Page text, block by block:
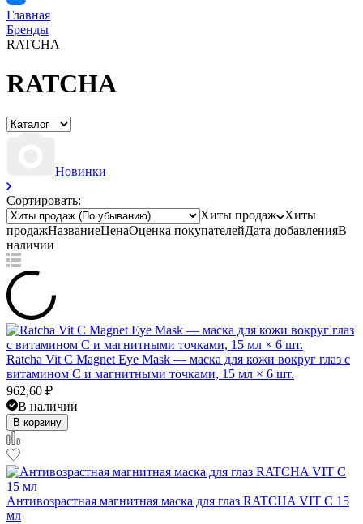
Главная
Бренды
RATCHA
RATCHA
Новинки
Сортировать:
Хиты продаж
Хиты
продажНазваниеЦенаОценка покупателейДата добавленияВ
наличии
Ratcha Vit C Magnet Eye Mask — маска для кожи вокруг глаз с
витамином C и магнитными точками, 15 мл × 6 шт.
962,60 ₽
В наличии
В корзину
Антивозрастная магнитная маска для глаз RATCHA VIT C 15
мл